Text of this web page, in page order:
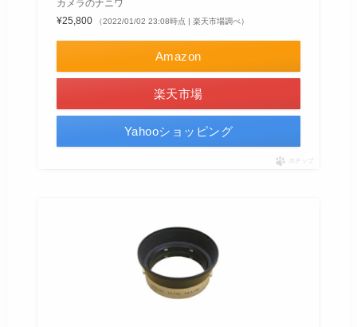
カメラのナニワ
¥25,800
（2022/01/02 23:08時点 | 楽天市場調べ）
Amazon
楽天市場
Yahooショッピング
ポチップ